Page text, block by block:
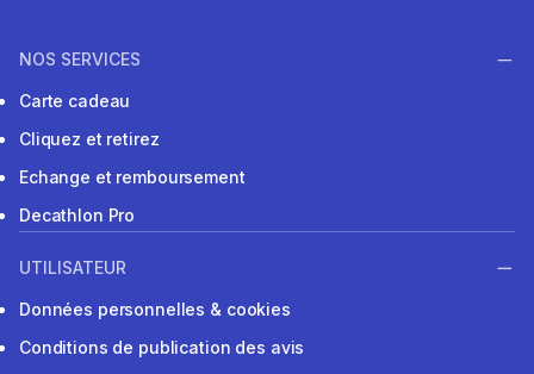
NOS SERVICES
Carte cadeau
Cliquez et retirez
Echange et remboursement
Decathlon Pro
UTILISATEUR
Données personnelles & cookies
Conditions de publication des avis